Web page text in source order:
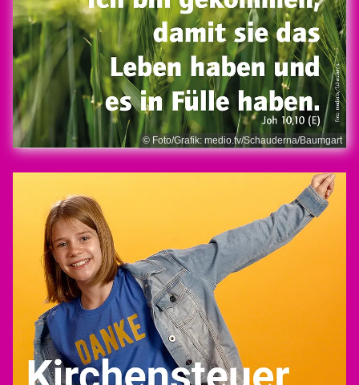
© Foto/Grafik: medio.tv/Schauderna/Baumgart